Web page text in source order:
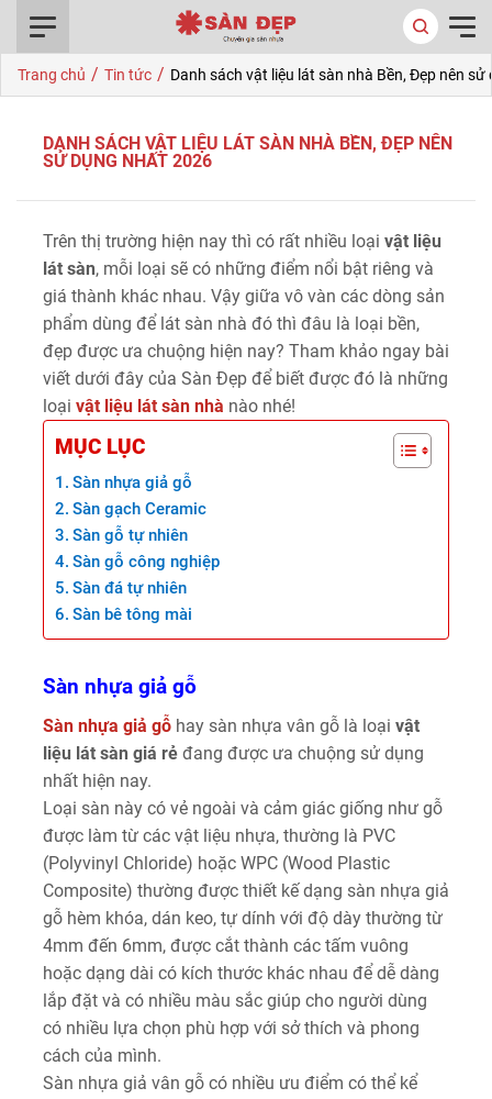
Trang chủ / Tin tức / Danh sách vật liệu lát sàn nhà Bền, Đẹp nên
DANH SÁCH VẬT LIỆU LÁT SÀN NHÀ BỀN, ĐẸP NÊN
SỬ DỤNG NHẤT 2026
Trên thị trường hiện nay thì có rất nhiều loại vật liệu
lát sàn, mỗi loại sẽ có những điểm nổi bật riêng và
giá thành khác nhau. Vậy giữa vô vàn các dòng sản
phẩm dùng để lát sàn nhà đó thì đâu là loại bền,
đẹp được ưa chuộng hiện nay? Tham khảo ngay bài
viết dưới đây của Sàn Đẹp để biết được đó là những
loại vật liệu lát sàn nhà nào nhé!
MỤC LỤC
Sàn nhựa giả gỗ
Sàn gạch Ceramic
Sàn gỗ tự nhiên
Sàn gỗ công nghiệp
Sàn đá tự nhiên
Sàn bê tông mài
Sàn nhựa giả gỗ
Sàn nhựa giả gỗ hay sàn nhựa vân gỗ là loại vật
liệu lát sàn giá rẻ đang được ưa chuộng sử dụng
nhất hiện nay.
Loại sàn này có vẻ ngoài và cảm giác giống như gỗ
được làm từ các vật liệu nhựa, thường là PVC
(Polyvinyl Chloride) hoặc WPC (Wood Plastic
Composite) thường được thiết kế dạng sàn nhựa giả
gỗ hèm khóa, dán keo, tự dính với độ dày thường từ
4mm đến 6mm, được cắt thành các tấm vuông
hoặc dạng dài có kích thước khác nhau để dễ dàng
lắp đặt và có nhiều màu sắc giúp cho người dùng
có nhiều lựa chọn phù hợp với sở thích và phong
cách của mình.
Sàn nhựa giả vân gỗ có nhiều ưu điểm có thể kể